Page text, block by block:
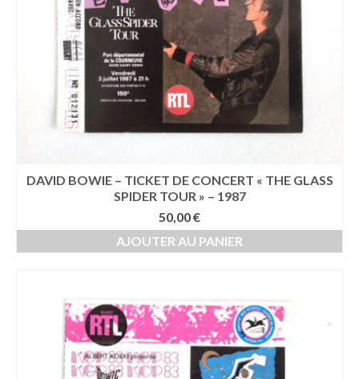
DAVID BOWIE – TICKET DE CONCERT « THE GLASS
SPIDER TOUR » – 1987
50,00€
AJOUTER AU PANIER